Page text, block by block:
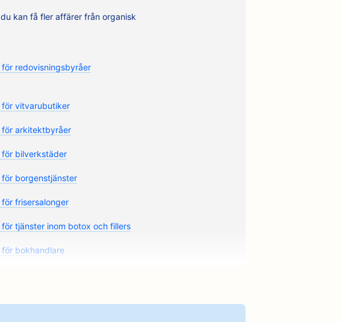
kan få fler affärer från organisk
för redovisningsbyråer
för vitvarubutiker
för arkitektbyråer
för bilverkstäder
för borgenstjänster
för frisersalonger
för tjänster inom botox och fillers
för bokhandlare